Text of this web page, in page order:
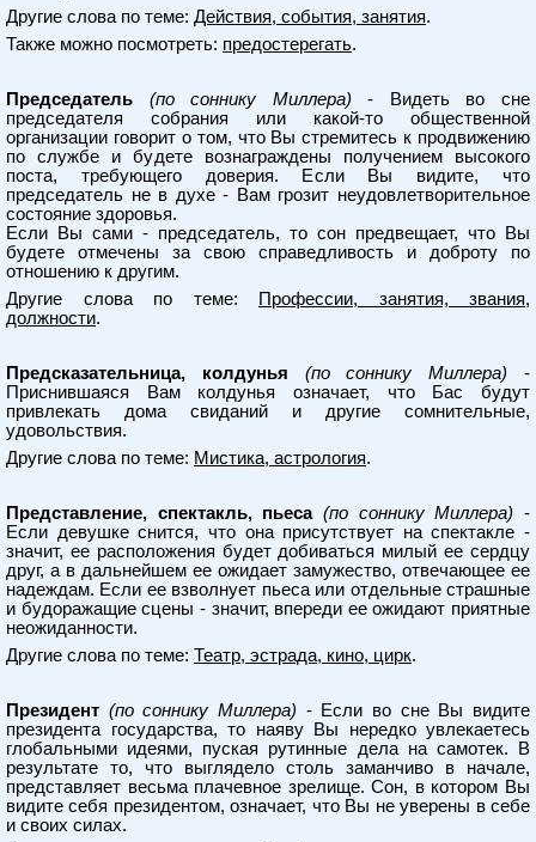
Другие слова по теме: Действия, события, занятия.
Также можно посмотреть: предостерегать.
Председатель (по соннику Миллера) - Видеть во сне
председателя собрания или какой-то общественной
организации говорит о том, что Вы стремитесь к продвижению
по службе и будете вознаграждены получением высокого
поста, требующего доверия. Если Вы видите, что
председатель не в духе - Вам грозит неудовлетворительное
состояние здоровья.
Если Вы сами - председатель, то сон предвещает, что Вы
будете отмечены за свою справедливость и доброту по
отношению к другим.
Другие слова по теме:
Профессии, занятия, звания,
должности.
Предсказательница, колдунья (по соннику Миллера) -
Приснившаяся Вам колдунья означает, что Бас будут
привлекать дома свиданий и другие сомнительные,
удовольствия.
Другие слова по теме: Мистика, астрология.
Представление, спектакль, пьеса (по соннику Миллера) -
Если девушке снится, что она присутствует на спектакле -
значит, ее расположения будет добиваться милый ее сердцу
друг, а в дальнейшем ее ожидает замужество, отвечающее ее
надеждам. Если ее взволнует пьеса или отдельные страшные
и будоражащие сцены - значит, впереди ее ожидают приятные
неожиданности.
Другие слова по теме: Театр, эстрада, кино, цирк.
Президент (по соннику Миллера) - Если во сне Вы видите
президента государства, то наяву Вы нередко увлекаетесь
глобальными идеями, пуская рутинные дела на самотек. В
результате то, что выглядело столь заманчиво в начале,
представляет весьма плачевное зрелище. Сон, в котором Вы
видите себя президентом, означает, что Вы не уверены в себе
и своих силах.